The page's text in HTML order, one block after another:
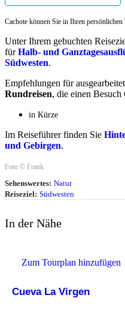
Cachote können Sie in Ihren persönlichen
Unter Ihrem gebuchten
fürHalb- und
Südwesten.
Empfehlungen für
Rundreisen, die einen Besuch
in Kürze
Im Reiseführer finden Sie
und Gebirgen.
Foto © Frank
Sehenswertes: Natur
Reiseziel: Südwesten
In der Nähe
Zum Tourplan hinzufügen
Cueva La Virgen